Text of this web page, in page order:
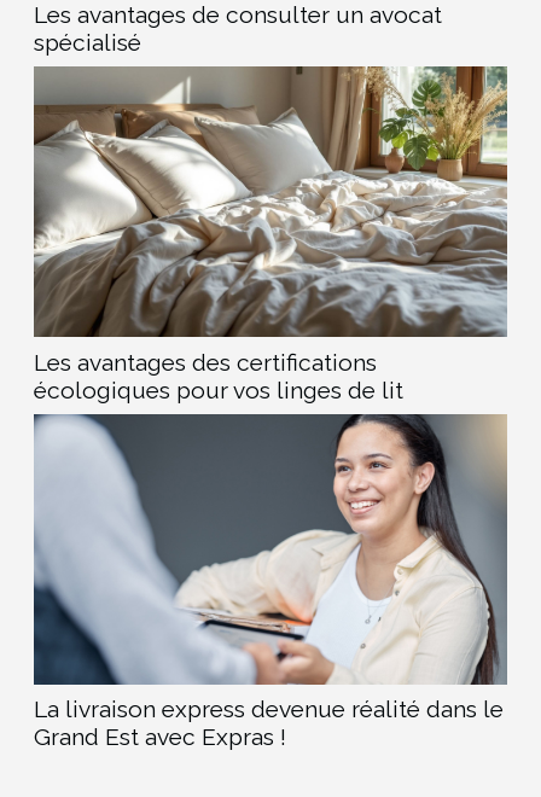
Les avantages de consulter un avocat
spécialisé
Les avantages des certifications
écologiques pour vos linges de lit
La livraison express devenue réalité dans le
Grand Est avec Expras !